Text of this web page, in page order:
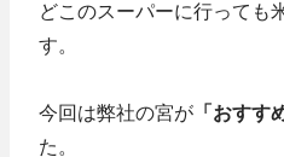
どこのスーパーに行っても
す。
今回は弊社の宮が 「おすす
た。